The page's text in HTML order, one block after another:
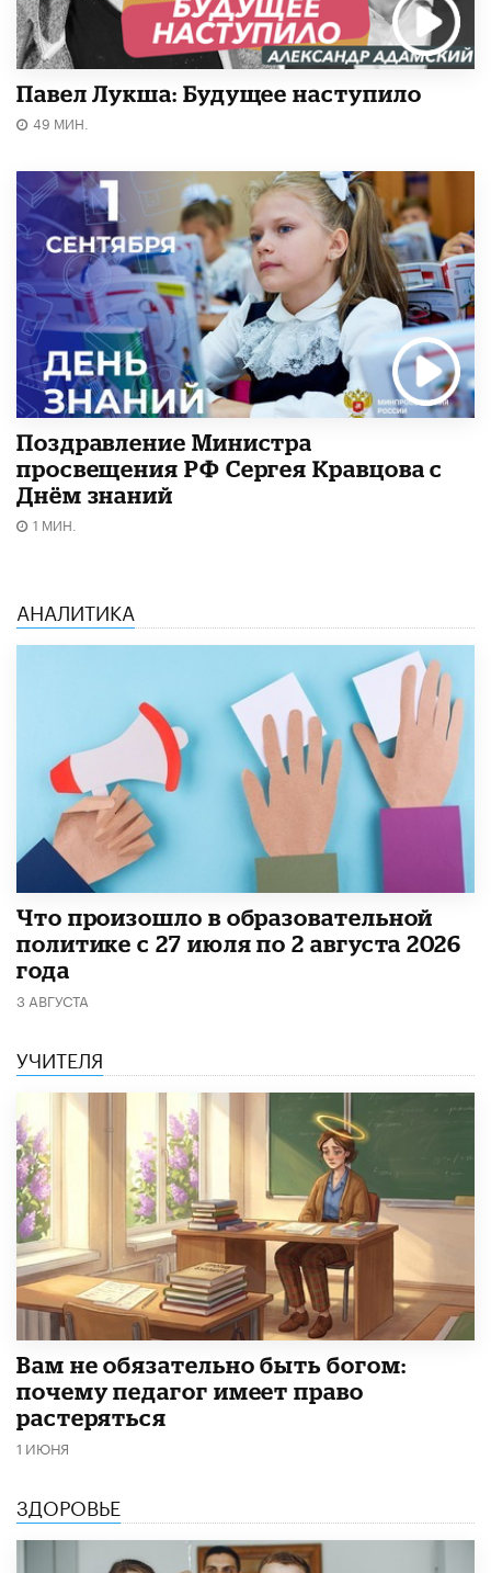
Павел Лукша: Будущее наступило
49 МИН.
Поздравление Министра
просвещения РФ Сергея Кравцова с
Днём знаний
1 МИН.
АНАЛИТИКА
​Что произошло в образовательной
политике с 27 июля по 2 августа 2026
года
3 АВГУСТА
УЧИТЕЛЯ
​Вам не обязательно быть богом:
почему педагог имеет право
растеряться
1 ИЮНЯ
ЗДОРОВЬЕ